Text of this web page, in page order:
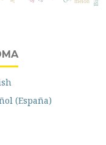
(España)